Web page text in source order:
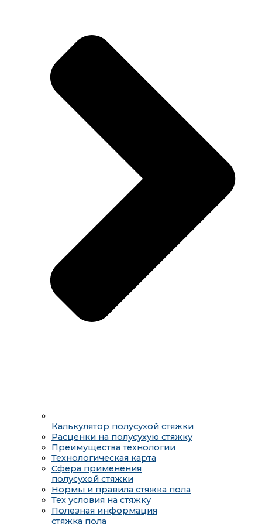
Калькулятор полусухой стяжки
Расценки на полусухую стяжку
Преимущества технологии
Технологическая карта
Сфера применения
полусухой стяжки
Нормы и правила стяжка пола
Тех условия на стяжку
Полезная информация
стяжка пола